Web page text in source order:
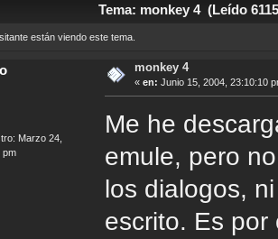
Tema: monkey 4 (Leído
están viendo este tema.
Marzo 24,
pm
monkey 4
« en: Junio 15, 2004, 23:10:10
Me he
emule, pero
los dialogos,
escrito. Es